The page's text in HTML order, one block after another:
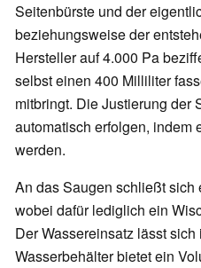
Seitenbürste und der
beziehungsweise der
Hersteller auf 4.000 Pa
selbst einen 400 Milliliter
mitbringt. Die Justierung der
automatisch erfolgen, indem
werden.
An das Saugen schließt
wobei dafür lediglich ein
Der Wassereinsatz lässt
Wasserbehälter bietet ein